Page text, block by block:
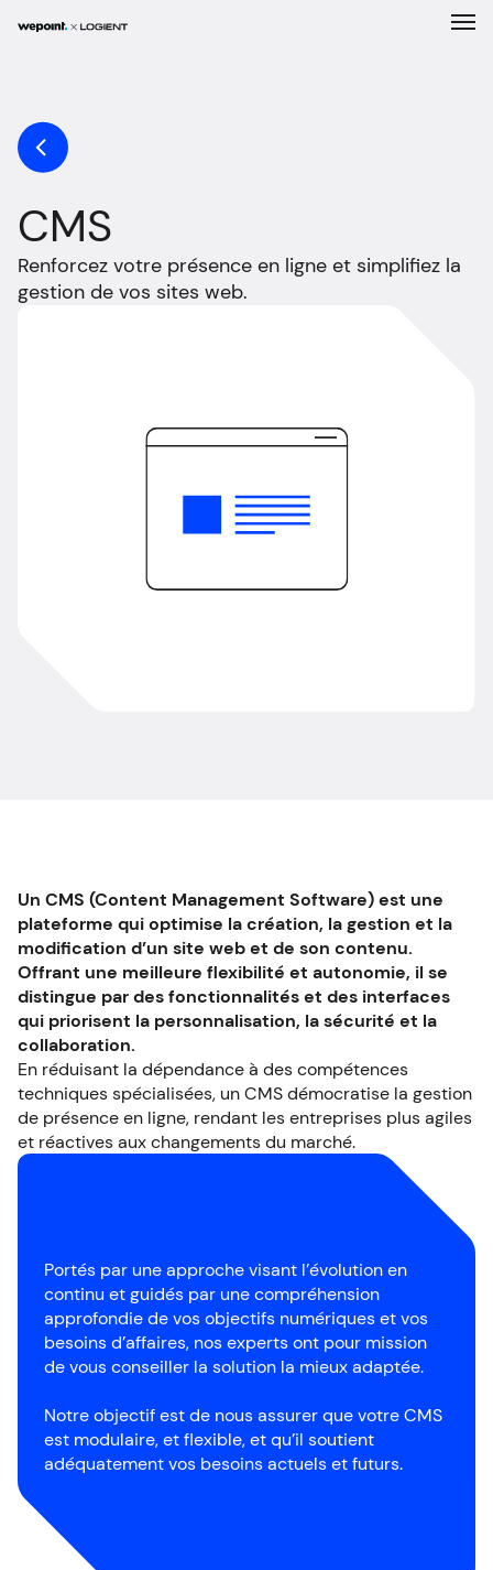
Expertises
Solutions
Entreprise
Réalisations
CMS
Renforcez votre présence en ligne et simplifiez la
gestion de vos sites web.
Un CMS (Content Management Software) est une
plateforme qui optimise la création, la gestion et la
modification d’un site web et de son contenu.
Offrant une meilleure flexibilité et autonomie, il se
distingue par des fonctionnalités et des interfaces
qui priorisent la personnalisation, la sécurité et la
collaboration.
En réduisant la dépendance à des compétences
techniques spécialisées, un CMS démocratise la gestion
de présence en ligne, rendant les entreprises plus agiles
et réactives aux changements du marché.
Portés par une approche visant l’évolution en
continu et guidés par une compréhension
approfondie de vos objectifs numériques et vos
besoins d’affaires, nos experts ont pour mission
de vous conseiller la solution la mieux adaptée.
Notre objectif est de nous assurer que votre CMS
est modulaire, et flexible, et qu’il soutient
adéquatement vos besoins actuels et futurs.